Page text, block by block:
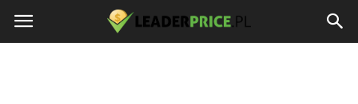
LEADERPRICE.PL